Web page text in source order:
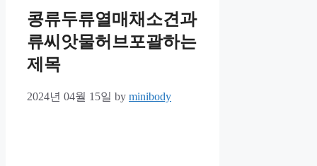
콩류두류열매채소견과
류씨앗물허브포괄하는
제목
2024년 04월 15일 by minibody